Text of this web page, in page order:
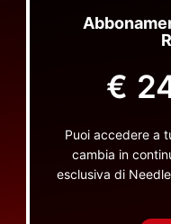
€
Puoi accedere a
cambia in
esclusiva di